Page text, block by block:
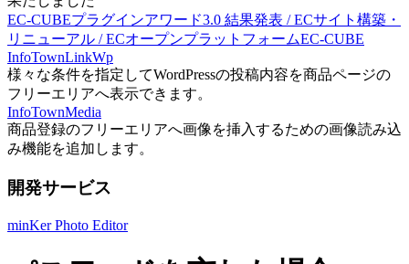
EC-CUBEプラグインアワード3.0 結果発表 / ECサイト構築・
リニューアル / ECオープンプラットフォームEC-CUBE
InfoTownLinkWp
様々な条件を指定してWordPressの投稿内容を商品ページの
フリーエリアへ表示できます。
InfoTownMedia
商品登録のフリーエリアへ画像を挿入するための画像読み込
み機能を追加します。
開発サービス
minKer Photo Editor